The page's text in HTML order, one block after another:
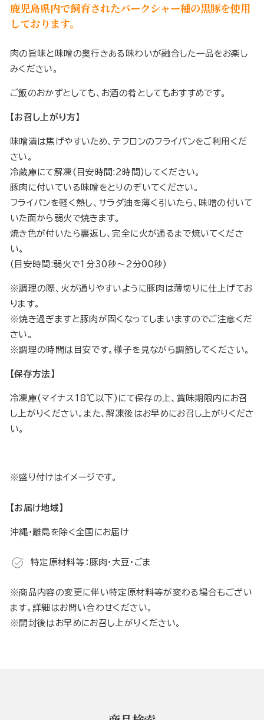
鹿児島県内で飼育されたバークシャー種の黒豚を使用
しております。
肉の旨味と味噌の奥行きある味わいが融合した一品をお楽し
みください。
ご飯のおかずとしても、お酒の肴としてもおすすめです。
【お召し上がり方】
味噌漬は焦げやすいため、テフロンのフライパンをご利用くだ
さい。
冷蔵庫にて解凍(目安時間:2時間)してください。
豚肉に付いている味噌をとりのぞいてください。
フライパンを軽く熱し、サラダ油を薄く引いたら、味噌の付いて
いた面から弱火で焼きます。
焼き色が付いたら裏返し、完全に火が通るまで焼いてくださ
い。
(目安時間:弱火で1分30秒〜2分00秒)
※調理の際、火が通りやすいように豚肉は薄切りに仕上げてお
ります。
※焼き過ぎますと豚肉が固くなってしまいますのでご注意くだ
さい。
※調理の時間は目安です。様子を見ながら調節してください。
【保存方法】
冷凍庫(マイナス18℃以下)にて保存の上、賞味期限内にお召
し上がりください。また、解凍後はお早めにお召し上がりくださ
い。
※盛り付けはイメージです。
【お届け地域】
沖縄・離島を除く全国にお届け
特定原材料等：豚肉・大豆・ごま
※商品内容の変更に伴い特定原材料等が変わる場合もござい
ます。詳細はお問い合わせください。
※開封後はお早めにお召し上がりください。